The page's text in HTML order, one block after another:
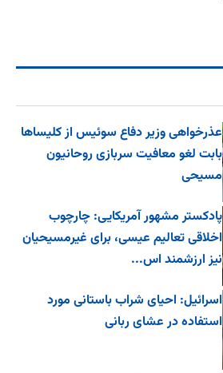
عذرخواهی وزیر دفاع سوئیس از کلیساها
بابت لغو معافیت سربازی روحانیون
مسیحی
پادکستر مشهور آمریکایی: چارچوب
اخلاقی تعالیم عیسی، برای غیرمسیحیان
نیز ارزشمند اس...
اسرائیل: احیای شراب باستانی مورد
استفاده در عشای ربانی